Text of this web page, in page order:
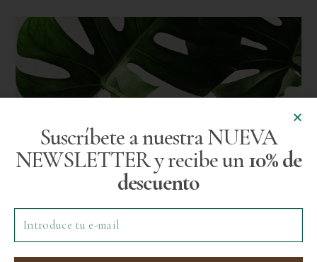
Suscríbete a nuestra NUEVA
NEWSLETTER y recibe un10% de
descuento